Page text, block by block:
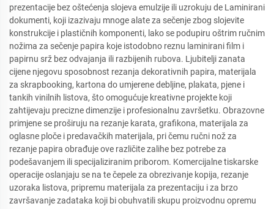
prezentacije bez oštećenja slojeva emulzije ili uzrokuju de Laminirani
dokumenti, koji izazivaju mnoge alate za sečenje zbog slojevite
konstrukcije i plastičnih komponenti, lako se podupiru oštrim ručnim
nožima za sečenje papira koje istodobno reznu laminirani film i
papirnu srž bez odvajanja ili razbijenih rubova. Ljubitelji zanata
cijene njegovu sposobnost rezanja dekorativnih papira, materijala
za skrapbooking, kartona do umjerene debljine, plakata, pjene i
tankih vinilnih listova, što omogućuje kreativne projekte koji
zahtijevaju precizne dimenzije i profesionalnu završetku. Obrazovne
primjene se proširuju na rezanje karata, grafikona, materijala za
oglasne ploče i predavačkih materijala, pri čemu ručni nož za
rezanje papira obrađuje ove različite zalihe bez potrebe za
podešavanjem ili specijaliziranim priborom. Komercijalne tiskarske
operacije oslanjaju se na te čepele za obrezivanje kopija, rezanje
uzoraka listova, pripremu materijala za prezentaciju i za brzo
završavanje zadataka koji bi obuhvatili skupu proizvodnu opremu